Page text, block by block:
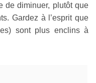
de diminuer, plutôt que
Gardez à l’esprit que
sont plus enclins à